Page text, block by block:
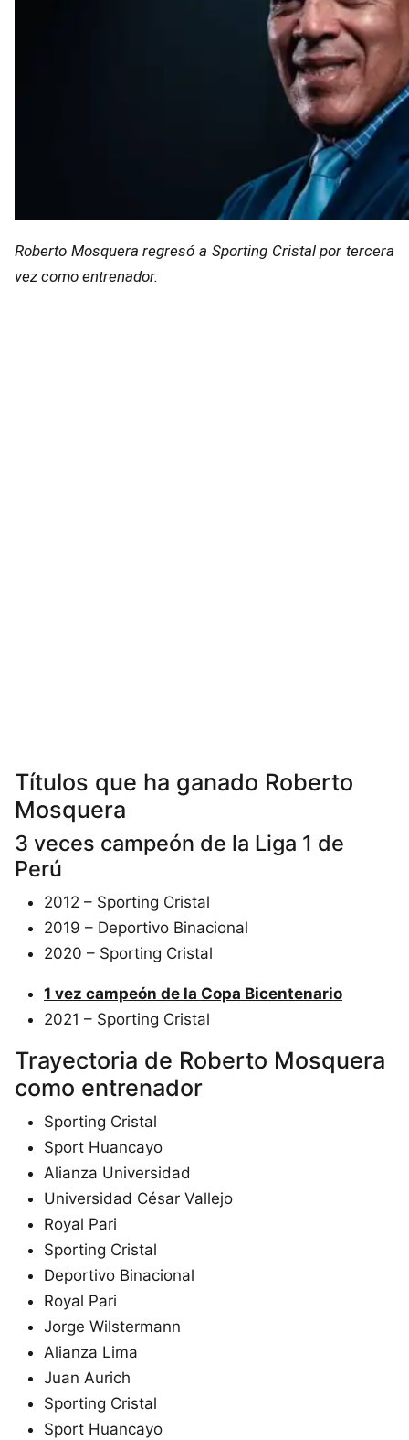
Roberto Mosquera regresó a Sporting Cristal por tercera
vez como entrenador.
Títulos que ha ganado Roberto
Mosquera
3 veces campeón de la Liga 1 de
Perú
2012 – Sporting Cristal
2019 – Deportivo Binacional
2020 – Sporting Cristal
1 vez campeón de la Copa Bicentenario
2021 – Sporting Cristal
Trayectoria de Roberto Mosquera
como entrenador
Sporting Cristal
Sport Huancayo
Alianza Universidad
Universidad César Vallejo
Royal Pari
Sporting Cristal
Deportivo Binacional
Royal Pari
Jorge Wilstermann
Alianza Lima
Juan Aurich
Sporting Cristal
Sport Huancayo